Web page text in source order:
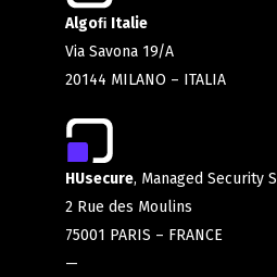
Algoﬁ Italie
Via Savona 19/A
20144 MILANO – ITALIA
HUsecure, Managed Security
2 Rue des Moulins
75001 PARIS – FRANCE
—